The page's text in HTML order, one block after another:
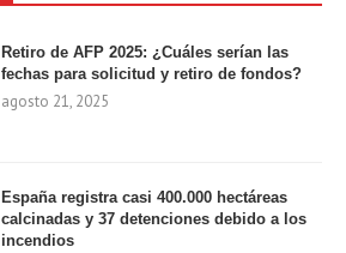
Retiro de AFP 2025: ¿Cuáles serían las
fechas para solicitud y retiro de fondos?
agosto 21, 2025
España registra casi 400.000 hectáreas
calcinadas y 37 detenciones debido a los
incendios